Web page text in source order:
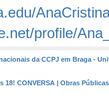
profile/
da CCPJ em Braga -
18! CONVERSA | Obras